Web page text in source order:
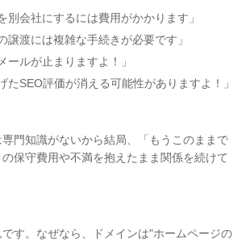
別会社にするには費用がかかります」
譲渡には複雑な手続きが必要です」
ールが止まりますよ！」
たSEO評価が消える可能性がありますよ！」
門知識がないから結局、「もうこのままで
保守費用や不満を抱えたまま関係を続けて
す。なぜなら、ドメインは"ホームページの